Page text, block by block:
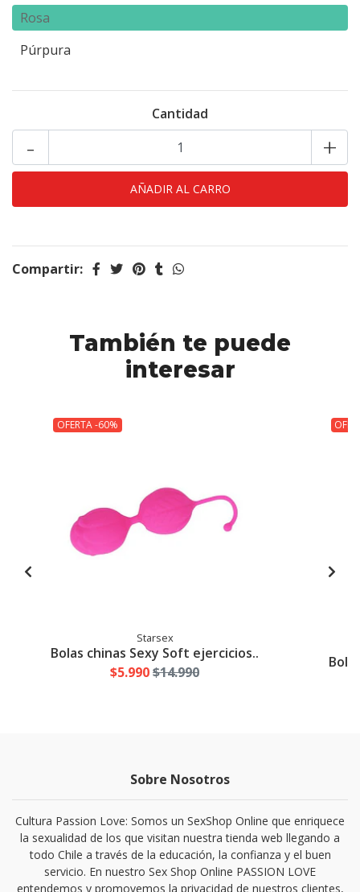
Rosa
Púrpura
Cantidad
- +
Compartir:
También te puede
interesar
OFERTA -60%
Starsex
Bolas chinas Sexy Soft ejercicios..
$5.990$14.990
Sobre Nosotros
Cultura Passion Love: Somos un SexShop Online que enriquece
la sexualidad de los que visitan nuestra tienda web llegando a
todo Chile a través de la educación, la confianza y el buen
servicio. En nuestro Sex Shop Online PASSION LOVE
entendemos y promovemos la privacidad de nuestros clientes,